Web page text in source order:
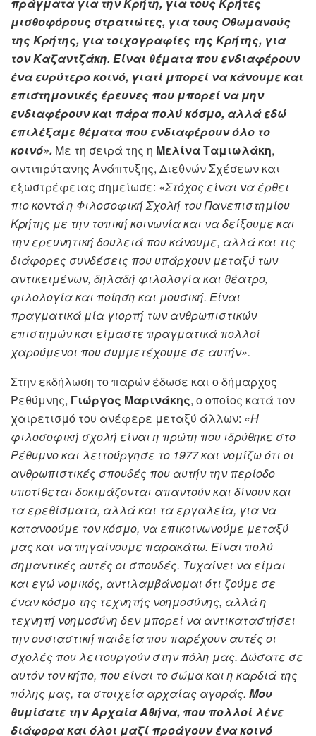
μισθοφόρους στρατιώτες, για τους Οθωμανούς
της Κρήτης, για τοιχογραφίες της Κρήτης, για
τον Καζαντζάκη. Είναι θέματα που ενδιαφέρουν
ένα ευρύτερο κοινό, γιατί μπορεί να κάνουμε και
επιστημονικές έρευνες που μπορεί να μην
ενδιαφέρουν και πάρα πολύ κόσμο, αλλά εδώ
επιλέξαμε θέματα που ενδιαφέρουν όλο το
κοινό». Με τη σειρά της η Μελίνα Ταμιωλάκη,
αντιπρύτανης Ανάπτυξης, Διεθνών Σχέσεων και
εξωστρέφειας σημείωσε: «Στόχος είναι να έρθει
πιο κοντά η Φιλοσοφική Σχολή του Πανεπιστημίου
Κρήτης με την τοπική κοινωνία και να δείξουμε και
την ερευνητική δουλειά που κάνουμε, αλλά και τις
διάφορες συνδέσεις που υπάρχουν μεταξύ των
αντικειμένων, δηλαδή φιλολογία και θέατρο,
φιλολογία και ποίηση και μουσική. Είναι
πραγματικά μία γιορτή των ανθρωπιστικών
επιστημών και είμαστε πραγματικά πολλοί
χαρούμενοι που συμμετέχουμε σε αυτήν».
Στην εκδήλωση το παρών έδωσε και ο δήμαρχος
Ρεθύμνης, Γιώργος Μαρινάκης, ο οποίος κατά τον
χαιρετισμό του ανέφερε μεταξύ άλλων: «Η
φιλοσοφική σχολή είναι η πρώτη που ιδρύθηκε στο
Ρέθυμνο και λειτούργησε το 1977 και νομίζω ότι οι
ανθρωπιστικές σπουδές που αυτήν την περίοδο
υποτίθεται δοκιμάζονται απαντούν και δίνουν και
τα ερεθίσματα, αλλά και τα εργαλεία, για να
κατανοούμε τον κόσμο, να επικοινωνούμε μεταξύ
μας και να πηγαίνουμε παρακάτω. Είναι πολύ
σημαντικές αυτές οι σπουδές. Τυχαίνει να είμαι
και εγώ νομικός, αντιλαμβάνομαι ότι ζούμε σε
έναν κόσμο της τεχνητής νοημοσύνης, αλλά η
τεχνητή νοημοσύνη δεν μπορεί να αντικαταστήσει
την ουσιαστική παιδεία που παρέχουν αυτές οι
σχολές που λειτουργούν στην πόλη μας. Δώσατε σε
αυτόν τον κήπο, που είναι το σώμα και η καρδιά της
πόλης μας, τα στοιχεία αρχαίας αγοράς. Μου
θυμίσατε την Αρχαία Αθήνα, που πολλοί λένε
διάφορα και όλοι μαζί προάγουν ένα κοινό